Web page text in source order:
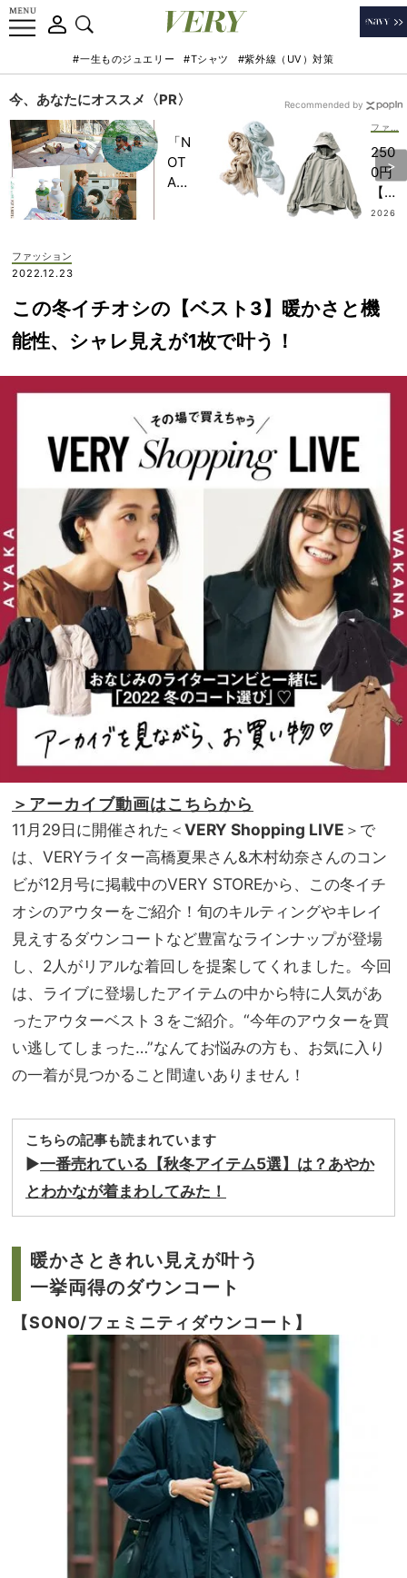
#一生ものジュエリー #Tシャツ #紫外線（UV）対策
今、あなたにオススメ〈PR〉
「N
OT
A
記憶
に一
生残
【極
家族
旅】
を
250
0円
【ワ
ーク
UV
策に
バツ
も
の」
６選
＜水
際、
旅行
etc.
＞
2026
Recommended by
ファッション
2022.12.23
この冬イチオシの【ベスト3】暖かさと機
能性、シャレ見えが1枚で叶う！
＞アーカイブ動画はこちらから
11月29日に開催された＜VERY Shopping LIVE ＞で
は、VERYライター高橋夏果さん&木村幼奈さんのコン
ビが12月号に掲載中のVERY STOREから、この冬イチ
オシのアウターをご紹介！旬のキルティングやキレイ
見えするダウンコートなど豊富なラインナップが登場
し、2人がリアルな着回しを提案してくれました。今回
は、ライブに登場したアイテムの中から特に人気があ
ったアウターベスト３をご紹介。“今年のアウターを買
い逃してしまった…”なんてお悩みの方も、お気に入り
の一着が見つかること間違いありません！
こちらの記事も読まれています
▶︎一番売れている【秋冬アイテム5選】は？あやか
とわかなが着まわしてみた！
暖かさときれい見えが叶う
一挙両得のダウンコート
【SONO/フェミニティダウンコート】